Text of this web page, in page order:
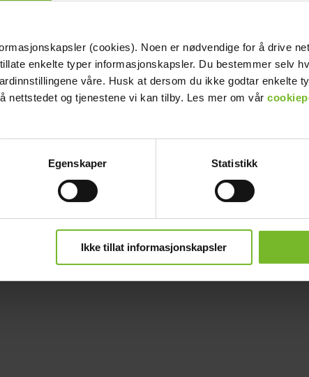
(cookies). Noen er nødvendige for å drive
enkelte typer informasjonskapsler. Du bestemmer selv
våre. Husk at dersom du ikke godtar enkelte
nettstedet og tjenestene vi kan tilby. Les mer om vår
Egenskaper Statistikk
Ikke tillat informasjonskapsler